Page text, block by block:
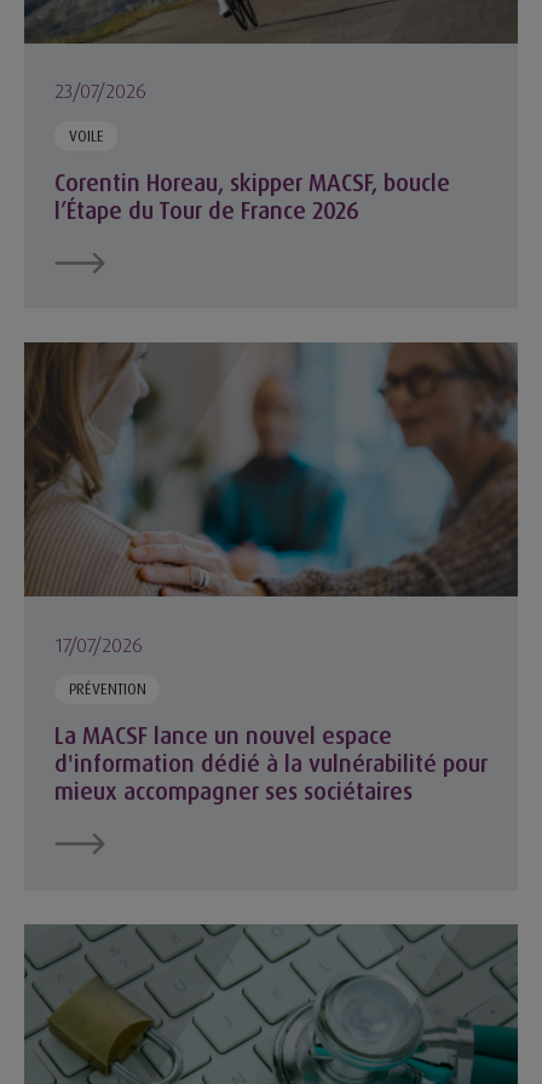
23/07/2026
VOILE
Corentin Horeau, skipper MACSF, boucle
l’Étape du Tour de France 2026
La MACSF lance un nouvel espace d'information dédié à
17/07/2026
PRÉVENTION
La MACSF lance un nouvel espace
d'information dédié à la vulnérabilité pour
mieux accompagner ses sociétaires
Comment la MACSF protège les données de ses sociétaires ?